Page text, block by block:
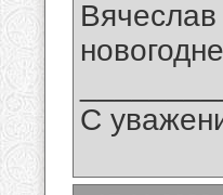
Вячеслав
С